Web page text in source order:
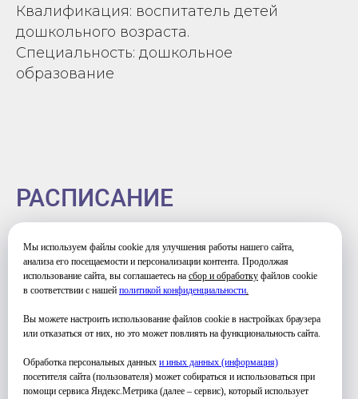
Мы используем файлы cookie для улучшения работы нашего сайта,
анализа его посещаемости и персонализации контента. Продолжая
использование сайта, вы соглашаетесь на сбор и обработку файлов cookie
в соответствии с нашей политикой конфиденциальности.
Вы можете настроить использование файлов cookie в настройках браузера
или отказаться от них, но это может повлиять на функциональность сайта.
Обработка персональных данных и иных данных (информация)
посетителя сайта (пользователя) может собираться и использоваться при
помощи сервиса Яндекс.Метрика (далее – сервис), который использует
Квалификация: воспитатель детей
дошкольного возраста.
Специальность: дошкольное
образование
РАСПИСАНИЕ
ВТОРНИК
12:00-18:00
ПЯТНИЦА